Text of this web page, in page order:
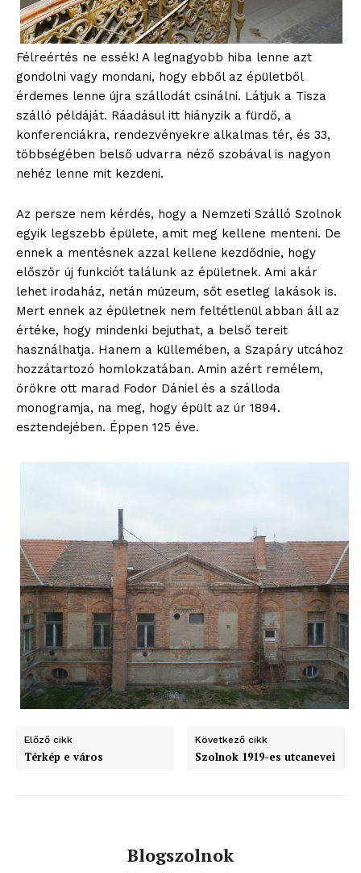
Adatkezelési tájékoztató
Hirdetés
Félreértés ne essék! A legnagyobb hiba lenne azt
gondolni vagy mondani, hogy ebből az épületből
érdemes lenne újra szállodát csinálni. Látjuk a Tisza
szálló példáját. Ráadásul itt hiányzik a fürdő, a
konferenciákra, rendezvényekre alkalmas tér, és 33,
többségében belső udvarra néző szobával is nagyon
nehéz lenne mit kezdeni.
Az persze nem kérdés, hogy a Nemzeti Szálló Szolnok
egyik legszebb épülete, amit meg kellene menteni. De
ennek a mentésnek azzal kellene kezdődnie, hogy
először új funkciót találunk az épületnek. Ami akár
lehet irodaház, netán múzeum, sőt esetleg lakások is.
Mert ennek az épületnek nem feltétlenül abban áll az
értéke, hogy mindenki bejuthat, a belső tereit
használhatja. Hanem a küllemében, a Szapáry utcához
hozzátartozó homlokzatában. Amin azért remélem,
örökre ott marad Fodor Dániel és a szálloda
monogramja, na meg, hogy épült az úr 1894.
esztendejében. Éppen 125 éve.
Előző cikk
Térkép e város
Következő cikk
Szolnok 1919-es utcanevei
Blogszolnok